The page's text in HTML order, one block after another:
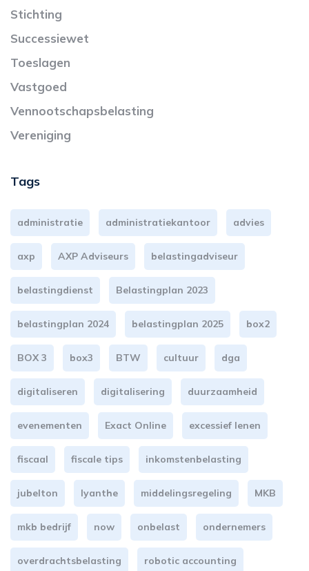
Stichting
Successiewet
Toeslagen
Vastgoed
Vennootschapsbelasting
Vereniging
Tags
administratie administratiekantoor advies
axp AXP Adviseurs belastingadviseur
belastingdienst Belastingplan 2023
belastingplan 2024 belastingplan 2025 box2
BOX 3 box3 BTW cultuur dga
digitaliseren digitalisering duurzaamheid
evenementen Exact Online excessief lenen
fiscaal fiscale tips inkomstenbelasting
jubelton lyanthe middelingsregeling MKB
mkb bedrijf now onbelast ondernemers
overdrachtsbelasting robotic accounting